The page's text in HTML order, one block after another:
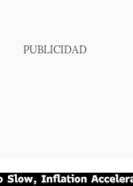
PUBLICIDAD